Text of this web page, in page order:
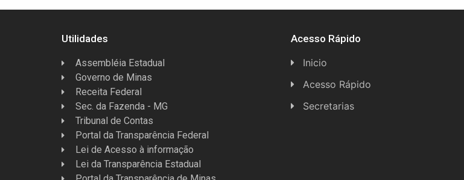
Utilidades
Assembléia Estadual
Governo de Minas
Receita Federal
Sec. da Fazenda - MG
Tribunal de Contas
Portal da Transparência Federal
Lei de Acesso à informação
Lei da Transparência Estadual
Acesso Rápido
Inicio
Acesso Rápido
Concursos
Secretarias